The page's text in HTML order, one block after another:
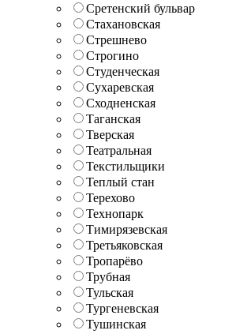
Сретенский бульвар
Стахановская
Стрешнево
Строгино
Студенческая
Сухаревская
Сходненская
Таганская
Тверская
Театральная
Текстильщики
Теплый стан
Терехово
Технопарк
Тимирязевская
Третьяковская
Тропарёво
Трубная
Тульская
Тургеневская
Тушинская